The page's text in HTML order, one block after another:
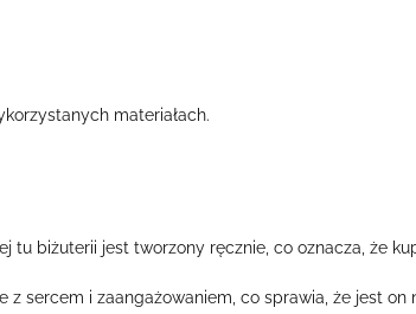
materiałach.
tu biżuterii jest tworzony ręcznie, co oznacza, że
z sercem i zaangażowaniem, co sprawia, że jest on